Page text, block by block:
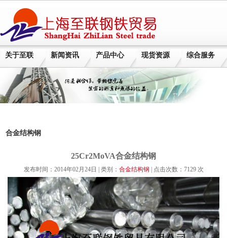
关于至联 新闻资讯 产品中心 现货资源 综合服务
合金结构钢
25Cr2MoVA合金结构钢
发布时间：2014年02月24日 | 类别： 合金结构钢 | 点击次数：7129 次